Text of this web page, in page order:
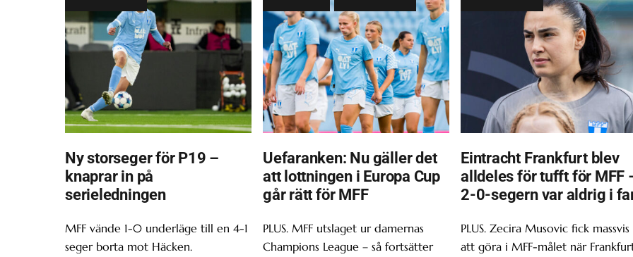
Ny storseger för P19 –
knaprar in på
serieledningen
MFF vände 1-0 underläge till en 4-1
seger borta mot Häcken.
Uefaranken: Nu gäller det
att lottningen i Europa Cup
går rätt för MFF
PLUS. MFF utslaget ur damernas
Champions League – så fortsätter
Eintracht Frankfurt blev
alldeles för tufft för MFF
2-0-segern var aldrig i
PLUS. Zecira Musovic fick massvis
att göra i MFF-målet när